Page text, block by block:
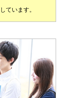
ています。